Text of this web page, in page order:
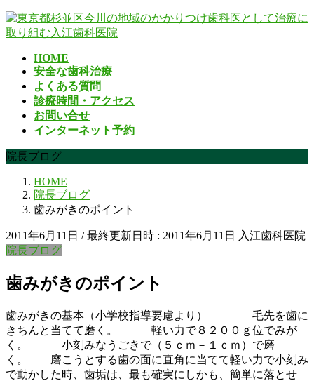
コ
ン
プ
ナ
ビ
動
HOME
安全な歯科治療
よくある質問
診療時間・アクセス
お問い合せ
インターネット予約
院長ブログ
HOME
院長ブログ
歯みがきのポイント
2011年6月11日 / 最終更新日時 : 2011年6月11日
入江歯科医院
院長ブログ
歯みがきのポイント
歯みがきの基本（小学校指導要慮より） 毛先を歯に
きちんと当てて磨く。 軽い力で８２００ｇ位でみが
く。 小刻みなうごきで（５ｃｍ－１ｃｍ）で磨
く。 磨こうとする歯の面に直角に当てて軽い力で小刻み
で動かした時、歯垢は、最も確実にしかも、簡単に落とせ